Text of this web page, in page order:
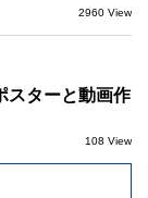
2960 View
スターと動画作
108 View